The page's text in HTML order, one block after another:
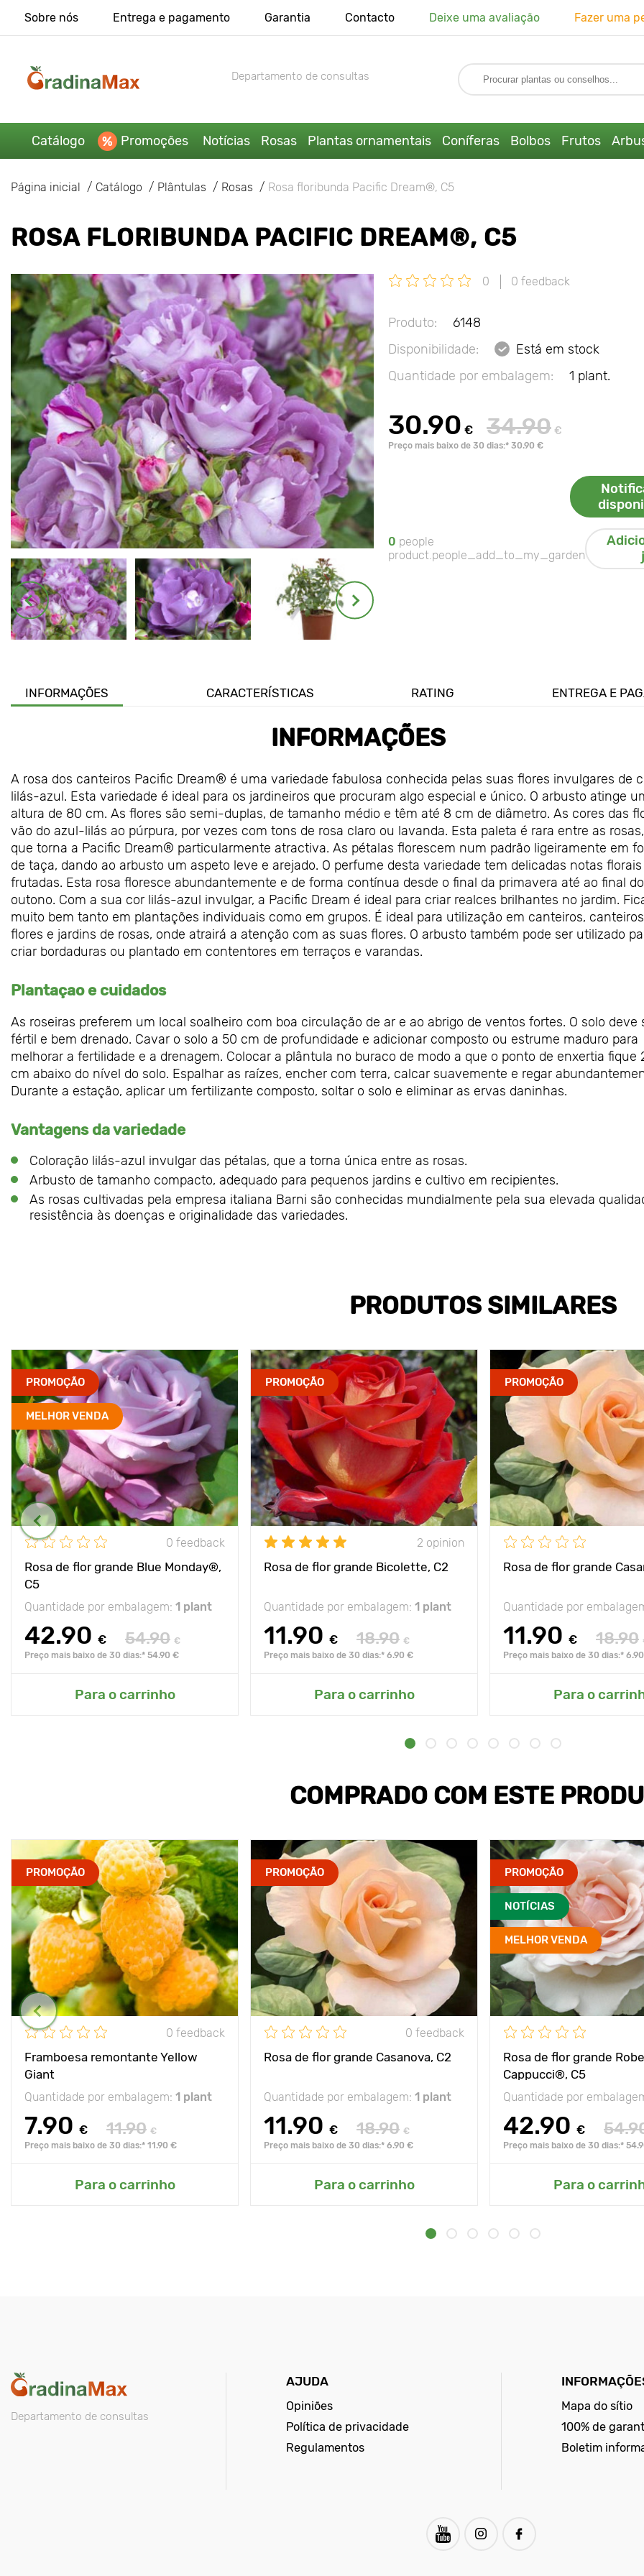
Sobre nós Entrega e pagamento Garantia Contacto Deixe uma avaliação Fazer uma
Departamento de consultas
Catálogo Promoções Notícias Rosas Plantas ornamentais Coníferas Bolbos Frutos
Página inicial Catálogo Plântulas Rosas Rosa floribunda Pacific Dream®, C5
ROSA FLORIBUNDA PACIFIC DREAM®, C5
0 0 feedback
Produto:
6148
Disponibilidade:
Está em stock
Quantidade por embalagem:
1 plant.
30.90 € 34.90 €
Preço mais baixo de 30 dias:* 30.90 €
0 people
product.people_add_to_my_garden
INFORMAÇÕES CARACTERÍSTICAS RATING ENTREGA E
INFORMAÇÕES
A rosa dos canteiros Pacific Dream® é uma variedade fabulosa conhecida pelas suas flores invulgares de
lilás-azul. Esta variedade é ideal para os jardineiros que procuram algo especial e único. O arbusto atinge
altura de 80 cm. As flores são semi-duplas, de tamanho médio e têm até 8 cm de diâmetro. As cores das
vão do azul-lilás ao púrpura, por vezes com tons de rosa claro ou lavanda. Esta paleta é rara entre as
que torna a Pacific Dream® particularmente atractiva. As pétalas florescem num padrão ligeiramente em
de taça, dando ao arbusto um aspeto leve e arejado. O perfume desta variedade tem delicadas notas florais
frutadas. Esta rosa floresce abundantemente e de forma contínua desde o final da primavera até ao final do
outono. Com a sua cor lilás-azul invulgar, a Pacific Dream é ideal para criar realces brilhantes no jardim.
muito bem tanto em plantações individuais como em grupos. É ideal para utilização em canteiros,
flores e jardins de rosas, onde atrairá a atenção com as suas flores. O arbusto também pode ser utilizado
criar bordaduras ou plantado em contentores em terraços e varandas.
Plantaçao e cuidados
As roseiras preferem um local soalheiro com boa circulação de ar e ao abrigo de ventos fortes. O solo deve
fértil e bem drenado. Cavar o solo a 50 cm de profundidade e adicionar composto ou estrume maduro para
melhorar a fertilidade e a drenagem. Colocar a plântula no buraco de modo a que o ponto de enxertia fique
cm abaixo do nível do solo. Espalhar as raízes, encher com terra, calcar suavemente e regar
Durante a estação, aplicar um fertilizante composto, soltar o solo e eliminar as ervas daninhas.
Vantagens da variedade
Coloração lilás-azul invulgar das pétalas, que a torna única entre as rosas.
Arbusto de tamanho compacto, adequado para pequenos jardins e cultivo em recipientes.
As rosas cultivadas pela empresa italiana Barni são conhecidas mundialmente pela sua elevada
resistência às doenças e originalidade das variedades.
PRODUTOS SIMILARES
PROMOÇÃO
MELHOR VENDA
0 feedback
Rosa de flor grande Blue Monday®,
C5
Quantidade por embalagem: 1 plant
42.90 € 54.90 €
Preço mais baixo de 30 dias:* 54.90 €
Para o carrinho
PROMOÇÃO
2 opinion
Rosa de flor grande Bicolette, C2
Quantidade por embalagem: 1 plant
11.90 € 18.90 €
Preço mais baixo de 30 dias:* 6.90 €
Para o carrinho
PROMOÇÃO
Rosa de flor grande
Quantidade por
11.90 € 18.90
Preço mais baixo de 30 dias:*
Para o
COMPRADO COM ESTE
PROMOÇÃO
0 feedback
Framboesa remontante Yellow
Giant
Quantidade por embalagem: 1 plant
7.90 € 11.90 €
Preço mais baixo de 30 dias:* 11.90 €
Para o carrinho
PROMOÇÃO
0 feedback
Rosa de flor grande Casanova, C2
Quantidade por embalagem: 1 plant
11.90 € 18.90 €
Preço mais baixo de 30 dias:* 6.90 €
Para o carrinho
PROMOÇÃO
NOTÍCIAS
MELHOR VENDA
Rosa de flor grande
Cappucci®, C5
Quantidade por
42.90 €
Preço mais baixo de 30 dias:*
Para o
Departamento de consultas
AJUDA
Opiniões
Política de privacidade
Regulamentos
Mapa do sítio
100% de
Boletim